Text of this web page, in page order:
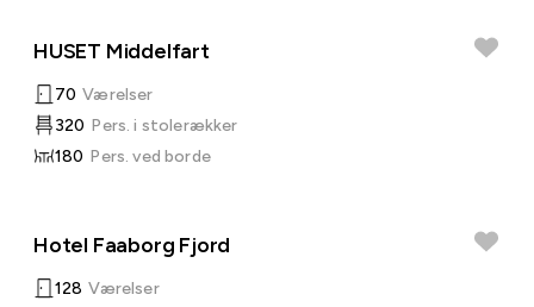
HUSET Middelfart
70 Værelser
320 Pers. i stolerækker
180 Pers. ved borde
Hotel Faaborg Fjord
128 Værelser